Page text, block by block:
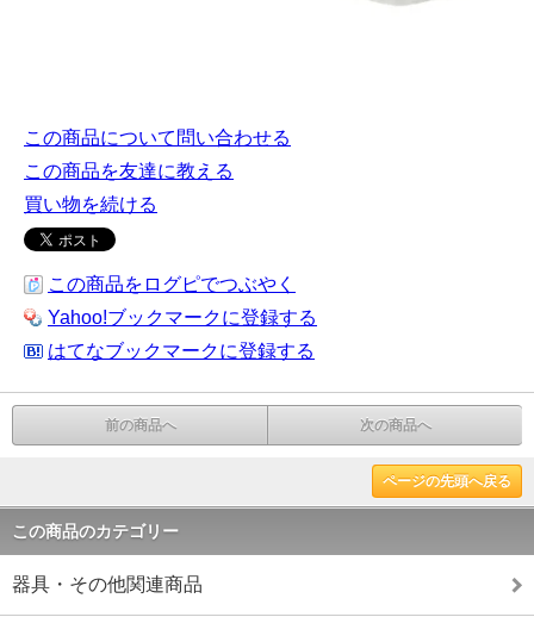
この商品について問い合わせる
この商品を友達に教える
買い物を続ける
この商品をログピでつぶやく
Yahoo!ブックマークに登録する
はてなブックマークに登録する
前の商品へ 次の商品へ
ページの先頭へ戻る
この商品のカテゴリー
器具・その他関連商品